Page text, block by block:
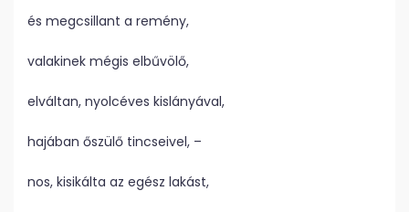
és megcsillant a remény,
valakinek mégis elbűvölő,
elváltan, nyolcéves kislányával,
hajában őszülő tincseivel, –
nos, kisikálta az egész lakást,